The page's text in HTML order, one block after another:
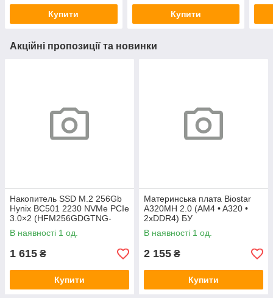
Купити Купити
Акційні пропозиції та новинки
Накопитель SSD M.2 256Gb
Hynix BC501 2230 NVMe PCIe
3.0×2 (HFM256GDGTNG-
83A0A) 800/1600 БУ
В наявності 1 од.
1 615 ₴
Купити
Материнська плата Biostar
A320MH 2.0 (AM4 • A320 •
2xDDR4) БУ
В наявності 1 од.
2 155 ₴
Купити